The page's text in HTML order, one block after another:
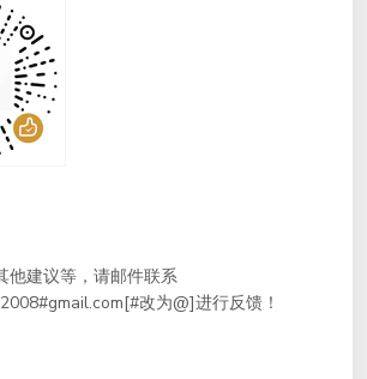
他建议等，请邮件联系
改为@]进行反馈！